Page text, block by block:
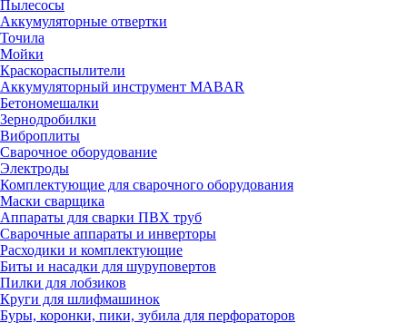
Пылесосы
Аккумуляторные отвертки
Точила
Мойки
Краскораспылители
Аккумуляторный инструмент MABAR
Бетономешалки
Зернодробилки
Виброплиты
Сварочное оборудование
Электроды
Комплектующие для сварочного оборудования
Маски сварщика
Аппараты для сварки ПВХ труб
Сварочные аппараты и инверторы
Расходики и комплектующие
Биты и насадки для шуруповертов
Пилки для лобзиков
Круги для шлифмашинок
Буры, коронки, пики, зубила для перфораторов